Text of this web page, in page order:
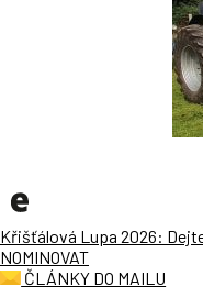
Křišťálová Lupa 2026:
NOMINOVAT
ČLÁNKY DO MAILU